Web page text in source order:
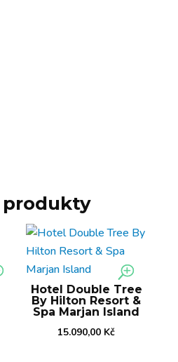
produkty
Hotel Double Tree
By Hilton Resort &
Spa Marjan Island
15.090,00 Kč